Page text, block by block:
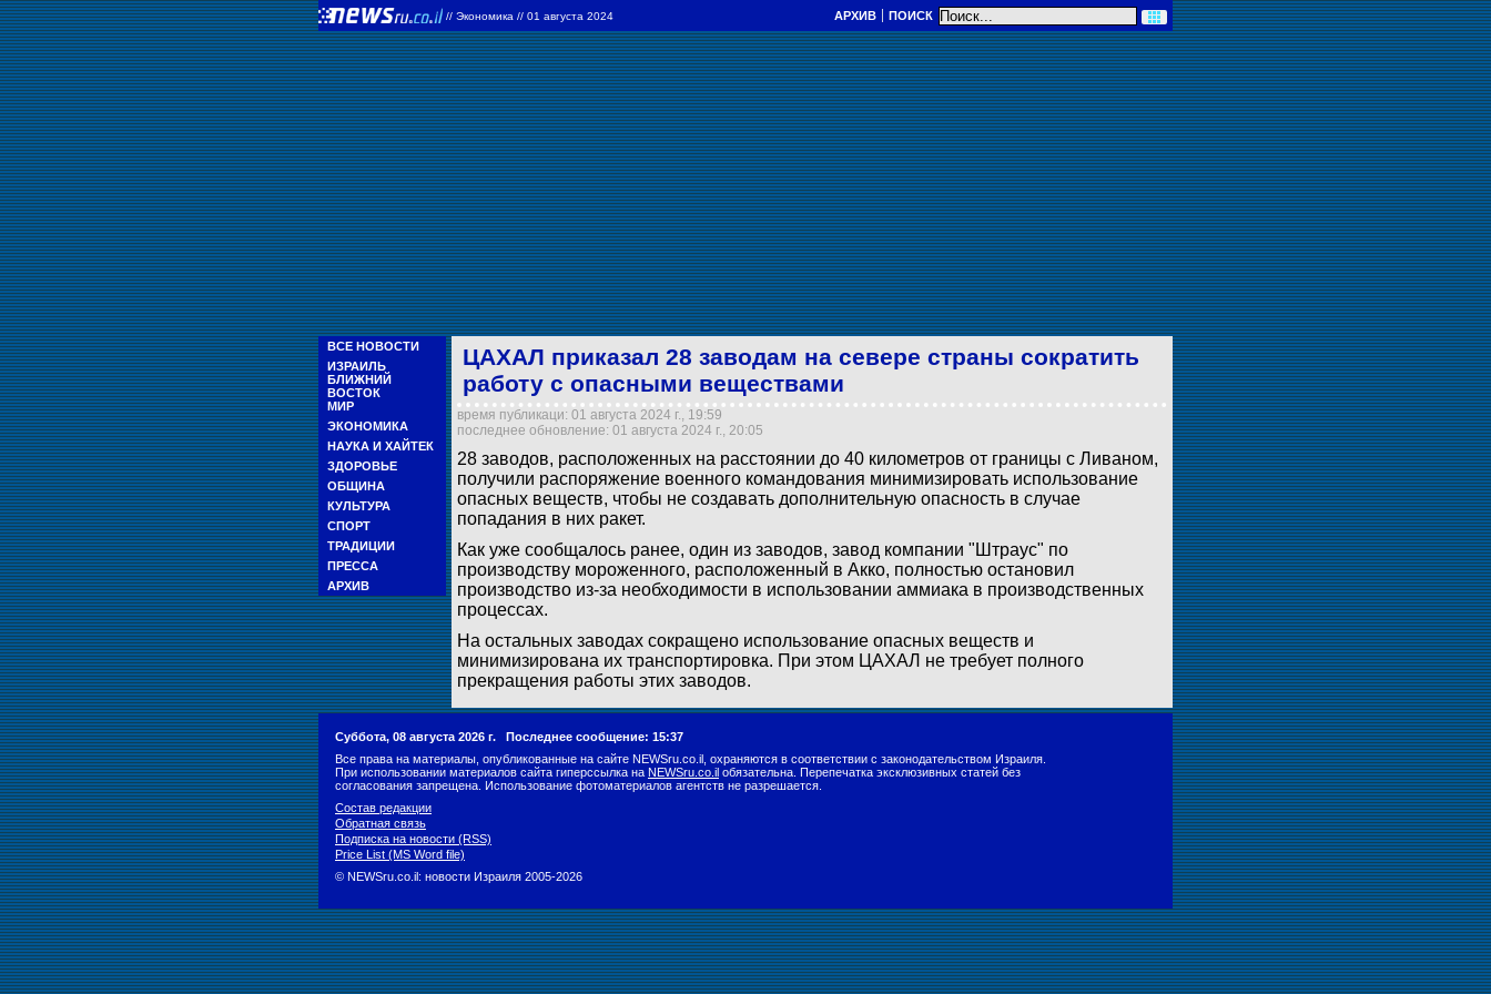
// Экономика // 01 августа 2024 АРХИВ ПОИСК
ВСЕ НОВОСТИ
ИЗРАИЛЬ
БЛИЖНИЙ
ВОСТОК
МИР
ЭКОНОМИКА
НАУКА И ХАЙТЕК
ЗДОРОВЬЕ
ОБЩИНА
КУЛЬТУРА
СПОРТ
ТРАДИЦИИ
ПРЕССА
АРХИВ
ЦАХАЛ приказал 28 заводам на севере страны сократить
работу с опасными веществами
время публикаци: 01 августа 2024 г., 19:59
последнее обновление: 01 августа 2024 г., 20:05
28 заводов, расположенных на расстоянии до 40 километров от границы с Ливаном,
получили распоряжение военного командования минимизировать использование
опасных веществ, чтобы не создавать дополнительную опасность в случае
попадания в них ракет.
Как уже сообщалось ранее, один из заводов, завод компании "Штраус" по
производству мороженного, расположенный в Акко, полностью остановил
производство из-за необходимости в использовании аммиака в производственных
процессах.
На остальных заводах сокращено использование опасных веществ и
минимизирована их транспортировка. При этом ЦАХАЛ не требует полного
прекращения работы этих заводов.
Суббота, 08 августа 2026 г. Последнее сообщение: 15:37
Все права на материалы, опубликованные на сайте NEWSru.co.il, охраняются в соответствии с законодательством Израиля.
При использовании материалов сайта гиперссылка на NEWSru.co.il обязательна. Перепечатка эксклюзивных статей без
согласования запрещена. Использование фотоматериалов агентств не разрешается.
Состав редакции
Обратная связь
Подписка на новости (RSS)
Price List (MS Word file)
© NEWSru.co.il: новости Израиля 2005-2026